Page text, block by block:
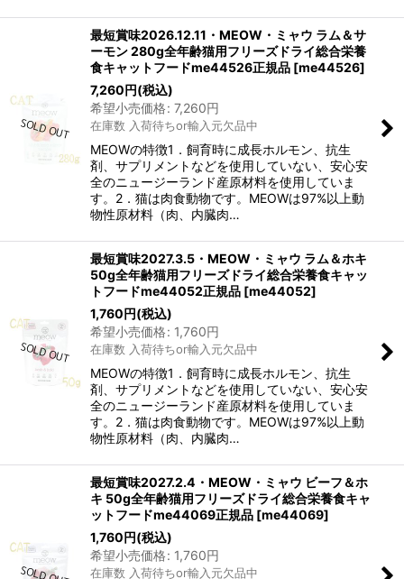
最短賞味2026.12.11・MEOW・ミャウ ラム＆サ
ーモン 280g全年齢猫用フリーズドライ総合栄養
食キャットフードme44526正規品 [me44526]
7,260円(税込)
希望小売価格: 7,260円
在庫数 入荷待ちor輸入元欠品中
MEOWの特徴1．飼育時に成長ホルモン、抗生
剤、サプリメントなどを使用していない、安心安
全のニュージーランド産原材料を使用していま
す。2．猫は肉食動物です。MEOWは97%以上動
物性原材料（肉、内臓肉…
最短賞味2027.3.5・MEOW・ミャウ ラム＆ホキ
50g全年齢猫用フリーズドライ総合栄養食キャッ
トフードme44052正規品 [me44052]
1,760円(税込)
希望小売価格: 1,760円
在庫数 入荷待ちor輸入元欠品中
MEOWの特徴1．飼育時に成長ホルモン、抗生
剤、サプリメントなどを使用していない、安心安
全のニュージーランド産原材料を使用していま
す。2．猫は肉食動物です。MEOWは97%以上動
物性原材料（肉、内臓肉…
最短賞味2027.2.4・MEOW・ミャウ ビーフ＆ホ
キ 50g全年齢猫用フリーズドライ総合栄養食キャ
ットフードme44069正規品 [me44069]
1,760円(税込)
希望小売価格: 1,760円
在庫数 入荷待ちor輸入元欠品中